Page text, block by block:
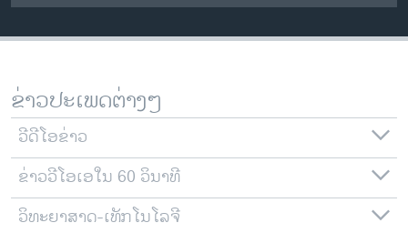
ຂ່າວປະເພດຕ່າງໆ
ວີດີໂອຂ່າວ
ຂ່າວວີໂອເອໃນ 60 ວິນາທີ
ວິທະຍາສາດ-ເທັກໂນໂລຈີ